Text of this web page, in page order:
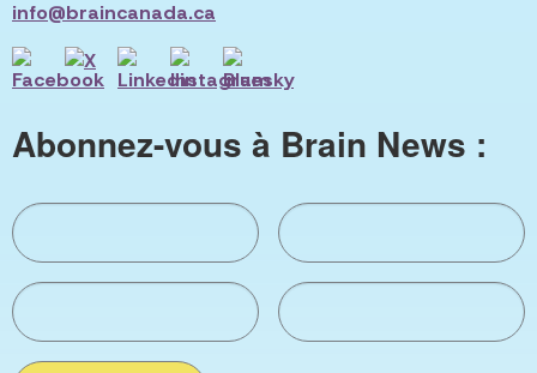
info@braincanada.ca
Abonnez-vous à Brain News :